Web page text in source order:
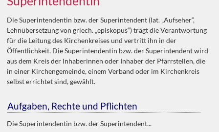
Die Superintendentin bzw. der Superintendent (lat. „Aufseher“,
Lehnübersetzung von griech. „episkopus“) trägt die Verantwortung
für die Leitung des Kirchenkreises und vertritt ihn in der
Öffentlichkeit. Die Superintendentin bzw. der Superintendent wird
aus dem Kreis der Inhaberinnen oder Inhaber der Pfarrstellen, die
in einer Kirchengemeinde, einem Verband oder im Kirchenkreis
selbst errichtet sind, gewählt.
Aufgaben, Rechte und Pflichten
Die Superintendentin bzw. der Superintendent...